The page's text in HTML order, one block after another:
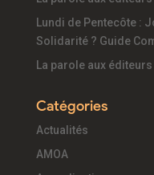
Lundi de Pentecôte :
Solidarité ? Guide
La parole aux éditeurs
Catégories
Actualités
AMOA